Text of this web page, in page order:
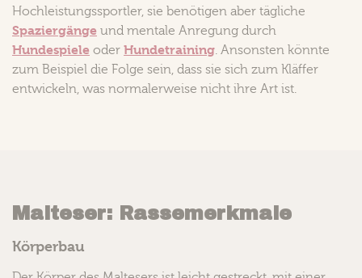
Hochleistungssportler, sie benötigen aber tägliche
Spaziergänge und mentale Anregung durch
Hundespiele oder Hundetraining. Ansonsten könnte
zum Beispiel die Folge sein, dass sie sich zum Kläffer
entwickeln, was normalerweise nicht ihre Art ist.
Malteser: Rassemerkmale
Körperbau